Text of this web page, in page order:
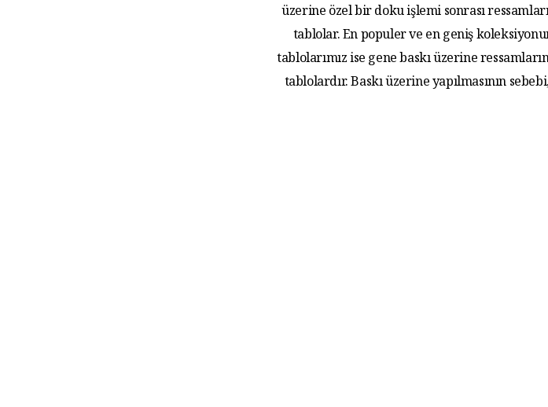
üzerine özel bir doku işlemi sonrası
tablolar. En populer ve en geniş
tablolarımız ise gene baskı üzerine
tablolardır. Baskı üzerine yapılmasının